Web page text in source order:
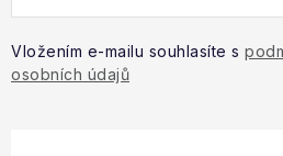
Vložením e-mailu souhlasíte s
osobních údajů